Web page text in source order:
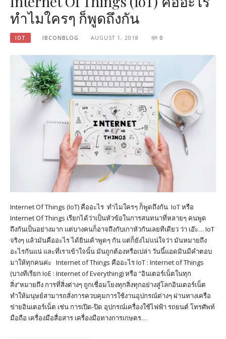
ทำไมใครๆ ก็พูดถึงกัน
IOT IBCONBLOG AUGUST 1, 2018 0
Internet Of Things (IoT) คืออะไร ทำไมใครๆ ก็พูดถึงกัน IoT หรือ
Internet Of Things เรียกได้ว่าเป็นหัวข้อในการสนทนาที่หลายๆ คนพูด
ถึงกันเป็นอย่างมาก แต่บางคนก็อาจถึงกับเกาหัวกันเลยทีเดียว ว่า เอ๊ะ… IoT
จริงๆ แล้วมันคืออะไร ได้ยินเค้าพูดๆ กัน แต่ก็ยังไม่แน่ใจว่า มันหมายถึง
อะไรกันแน่ และที่เราเข้าใจนั้น มันถูกต้องหรือเปล่า วันนี้แอดมินมีคำตอบ
มาให้ทุกคนค่ะ Internet of Things คืออะไร IoT : Internet of Things
(บางทีเรียก IoE : Internet of Everything) หรือ “อินเตอร์เน็ตในทุก
สิ่ง”หมายถึง การที่สิ่งต่างๆ ถูกเชื่อมโยงทุกสิ่งทุกอย่างสู่โลกอินเตอร์เน็ต
ทำให้มนุษย์สามารถสั่งการควบคุมการใช้งานอุปกรณ์ต่างๆ ผ่านทางเครือ
ข่ายอินเตอร์เน็ต เช่น การเปิด-ปิด อุปกรณ์เครื่องใช้ไฟฟ้า รถยนต์ โทรศัพท์
มือถือ เครื่องมือสื่อสาร เครื่องมือทางการเกษตร…